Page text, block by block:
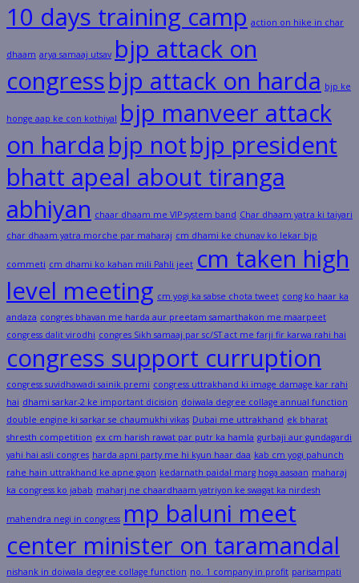
10 days training camp action on hike in char
dhaam arya samaaj utsav bjp attack on
congressbjp attack on harda bjp ke
honge aap ke con kothiyal bjp manveer attack
on harda bjp notbjp president
bhatt apeal about tiranga
abhiyan chaar dhaam me VIP system band Char dhaam yatra ki taiyari
char dhaam yatra morche par maharaj cm dhami ke chunav ko lekar bjp
commeti cm dhami ko kahan mili Pahli jeet cm taken high
level meeting cm yogi ka sabse chota tweet cong ko haar ka
andaza congres bhavan me harda aur preetam samarthakon me maarpeet
congress dalit virodhi congres Sikh samaaj par sc/ST act me farji fir karwa rahi hai
congress support curruption
congress suvidhawadi sainik premi congress uttrakhand ki image damage kar rahi
hai dhami sarkar-2 ke important dicision doiwala degree collage annual function
double engine ki sarkar se chaumukhi vikas Dubai me uttrakhand ek bharat
shresth competition ex cm harish rawat par putr ka hamla gurbaji aur gundagardi
yahi hai asli congres harda apni party me hi kyun haar daa kab cm yogi pahunch
rahe hain uttrakhand ke apne gaon kedarnath paidal marg hoga aasaan maharaj
ka congress ko jabab maharj ne chaardhaam yatriyon ke swagat ka nirdesh
mahendra negi in congress mp baluni meet
center minister on taramandal
nishank in doiwala degree collage function no. 1 company in profit parisampati